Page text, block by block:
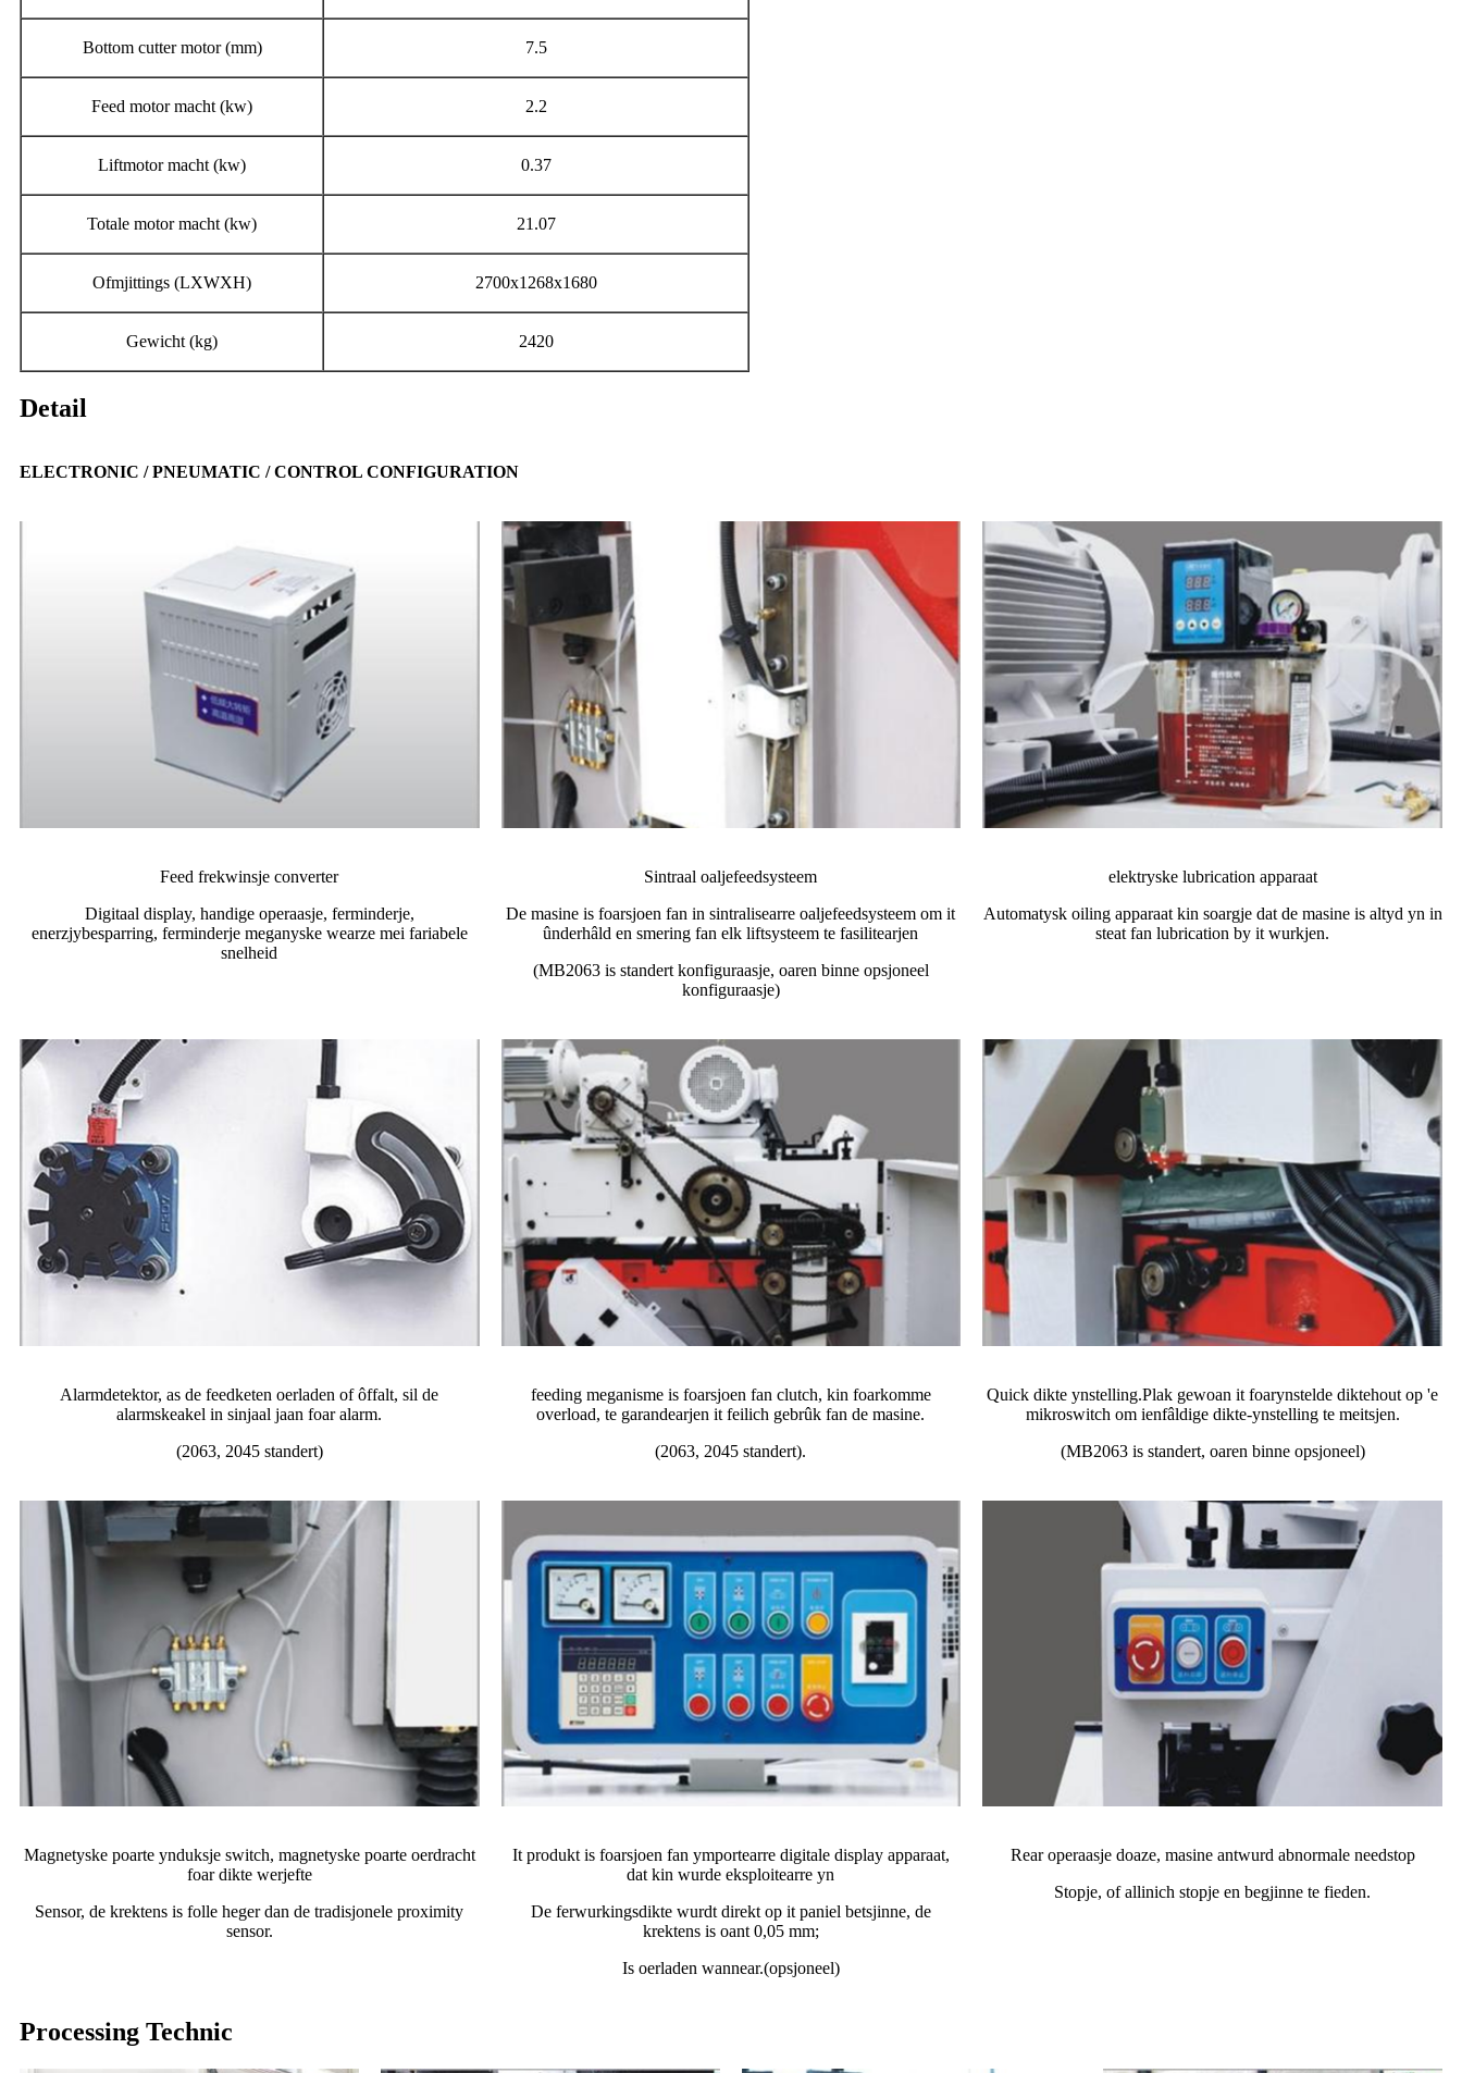
Bottom cutter motor (mm) 7.5
Feed motor macht (kw) 2.2
Liftmotor macht (kw) 0.37
Totale motor macht (kw) 21.07
Ofmjittings (LXWXH) 2700x1268x1680
Gewicht (kg) 2420
Detail
ELECTRONIC / PNEUMATIC / CONTROL CONFIGURATION
Feed frekwinsje converter
Digitaal display, handige operaasje, ferminderje,
enerzjybesparring, ferminderje meganyske wearze mei fariabele
snelheid
Sintraal oaljefeedsysteem
De masine is foarsjoen fan in sintralisearre oaljefeedsysteem om it
ûnderhâld en smering fan elk liftsysteem te fasilitearjen
(MB2063 is standert konfiguraasje, oaren binne opsjoneel
konfiguraasje)
elektryske lubrication apparaat
Automatysk oiling apparaat kin soargje dat de masine is altyd yn in
steat fan lubrication by it wurkjen.
Alarmdetektor, as de feedketen oerladen of ôffalt, sil de
alarmskeakel in sinjaal jaan foar alarm.
(2063, 2045 standert)
feeding meganisme is foarsjoen fan clutch, kin foarkomme
overload, te garandearjen it feilich gebrûk fan de masine.
(2063, 2045 standert).
Quick dikte ynstelling.Plak gewoan it foarynstelde diktehout op 'e
mikroswitch om ienfâldige dikte-ynstelling te meitsjen.
(MB2063 is standert, oaren binne opsjoneel)
Magnetyske poarte ynduksje switch, magnetyske poarte oerdracht
foar dikte werjefte
Sensor, de krektens is folle heger dan de tradisjonele proximity
sensor.
It produkt is foarsjoen fan ymportearre digitale display apparaat,
dat kin wurde eksploitearre yn
De ferwurkingsdikte wurdt direkt op it paniel betsjinne, de
krektens is oant 0,05 mm;
Is oerladen wannear.(opsjoneel)
Rear operaasje doaze, masine antwurd abnormale needstop
Stopje, of allinich stopje en begjinne te fieden.
Processing Technic